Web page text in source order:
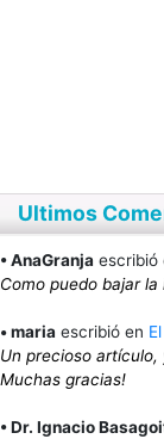
Ultimos
• AnaGranja escribió
Como puedo bajar
• maria escribió en
Un precioso
Muchas gracias!
• Dr. Ignacio